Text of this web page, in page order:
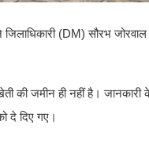
(DM) सौरभ जोरवाल
की जमीन ही नहीं है। जानकारी
दे दिए गए।